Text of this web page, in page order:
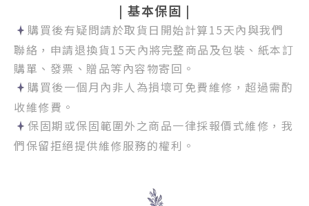
| 基本保固 |
購買後有疑問請於取貨日開始計算15天內與我們
聯絡， 申請退換貨15天內將完整商品及包裝、紙本訂
購單、發票、贈品等內容物寄回。
購買後一個月內非人為損壞可免費維修，超過需酌
收維修費。
保固期或保固範圍外之商品一律採報價式維修，我
們保留拒絕提供維修服務的權利。